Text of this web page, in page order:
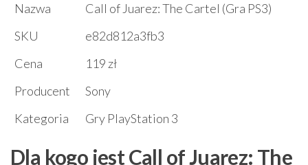
Nazwa
Call of Juarez: The Cartel (Gra PS3)
SKU
e82d812a3fb3
Cena
119 zł
Producent
Sony
Kategoria
Gry PlayStation 3
Dla kogo jest Call of Juarez: The